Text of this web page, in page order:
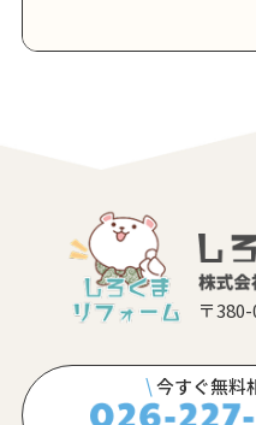
〒
\今すぐ無料